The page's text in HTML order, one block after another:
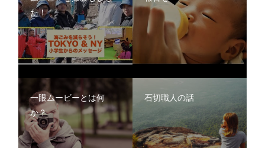
た！
一眼ムービーとは何
か？‏
石切職人の話